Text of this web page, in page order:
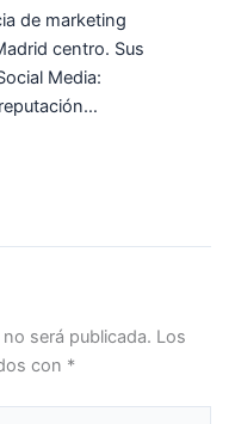
de marketing
centro. Sus
Media:
será publicada. Los
con *